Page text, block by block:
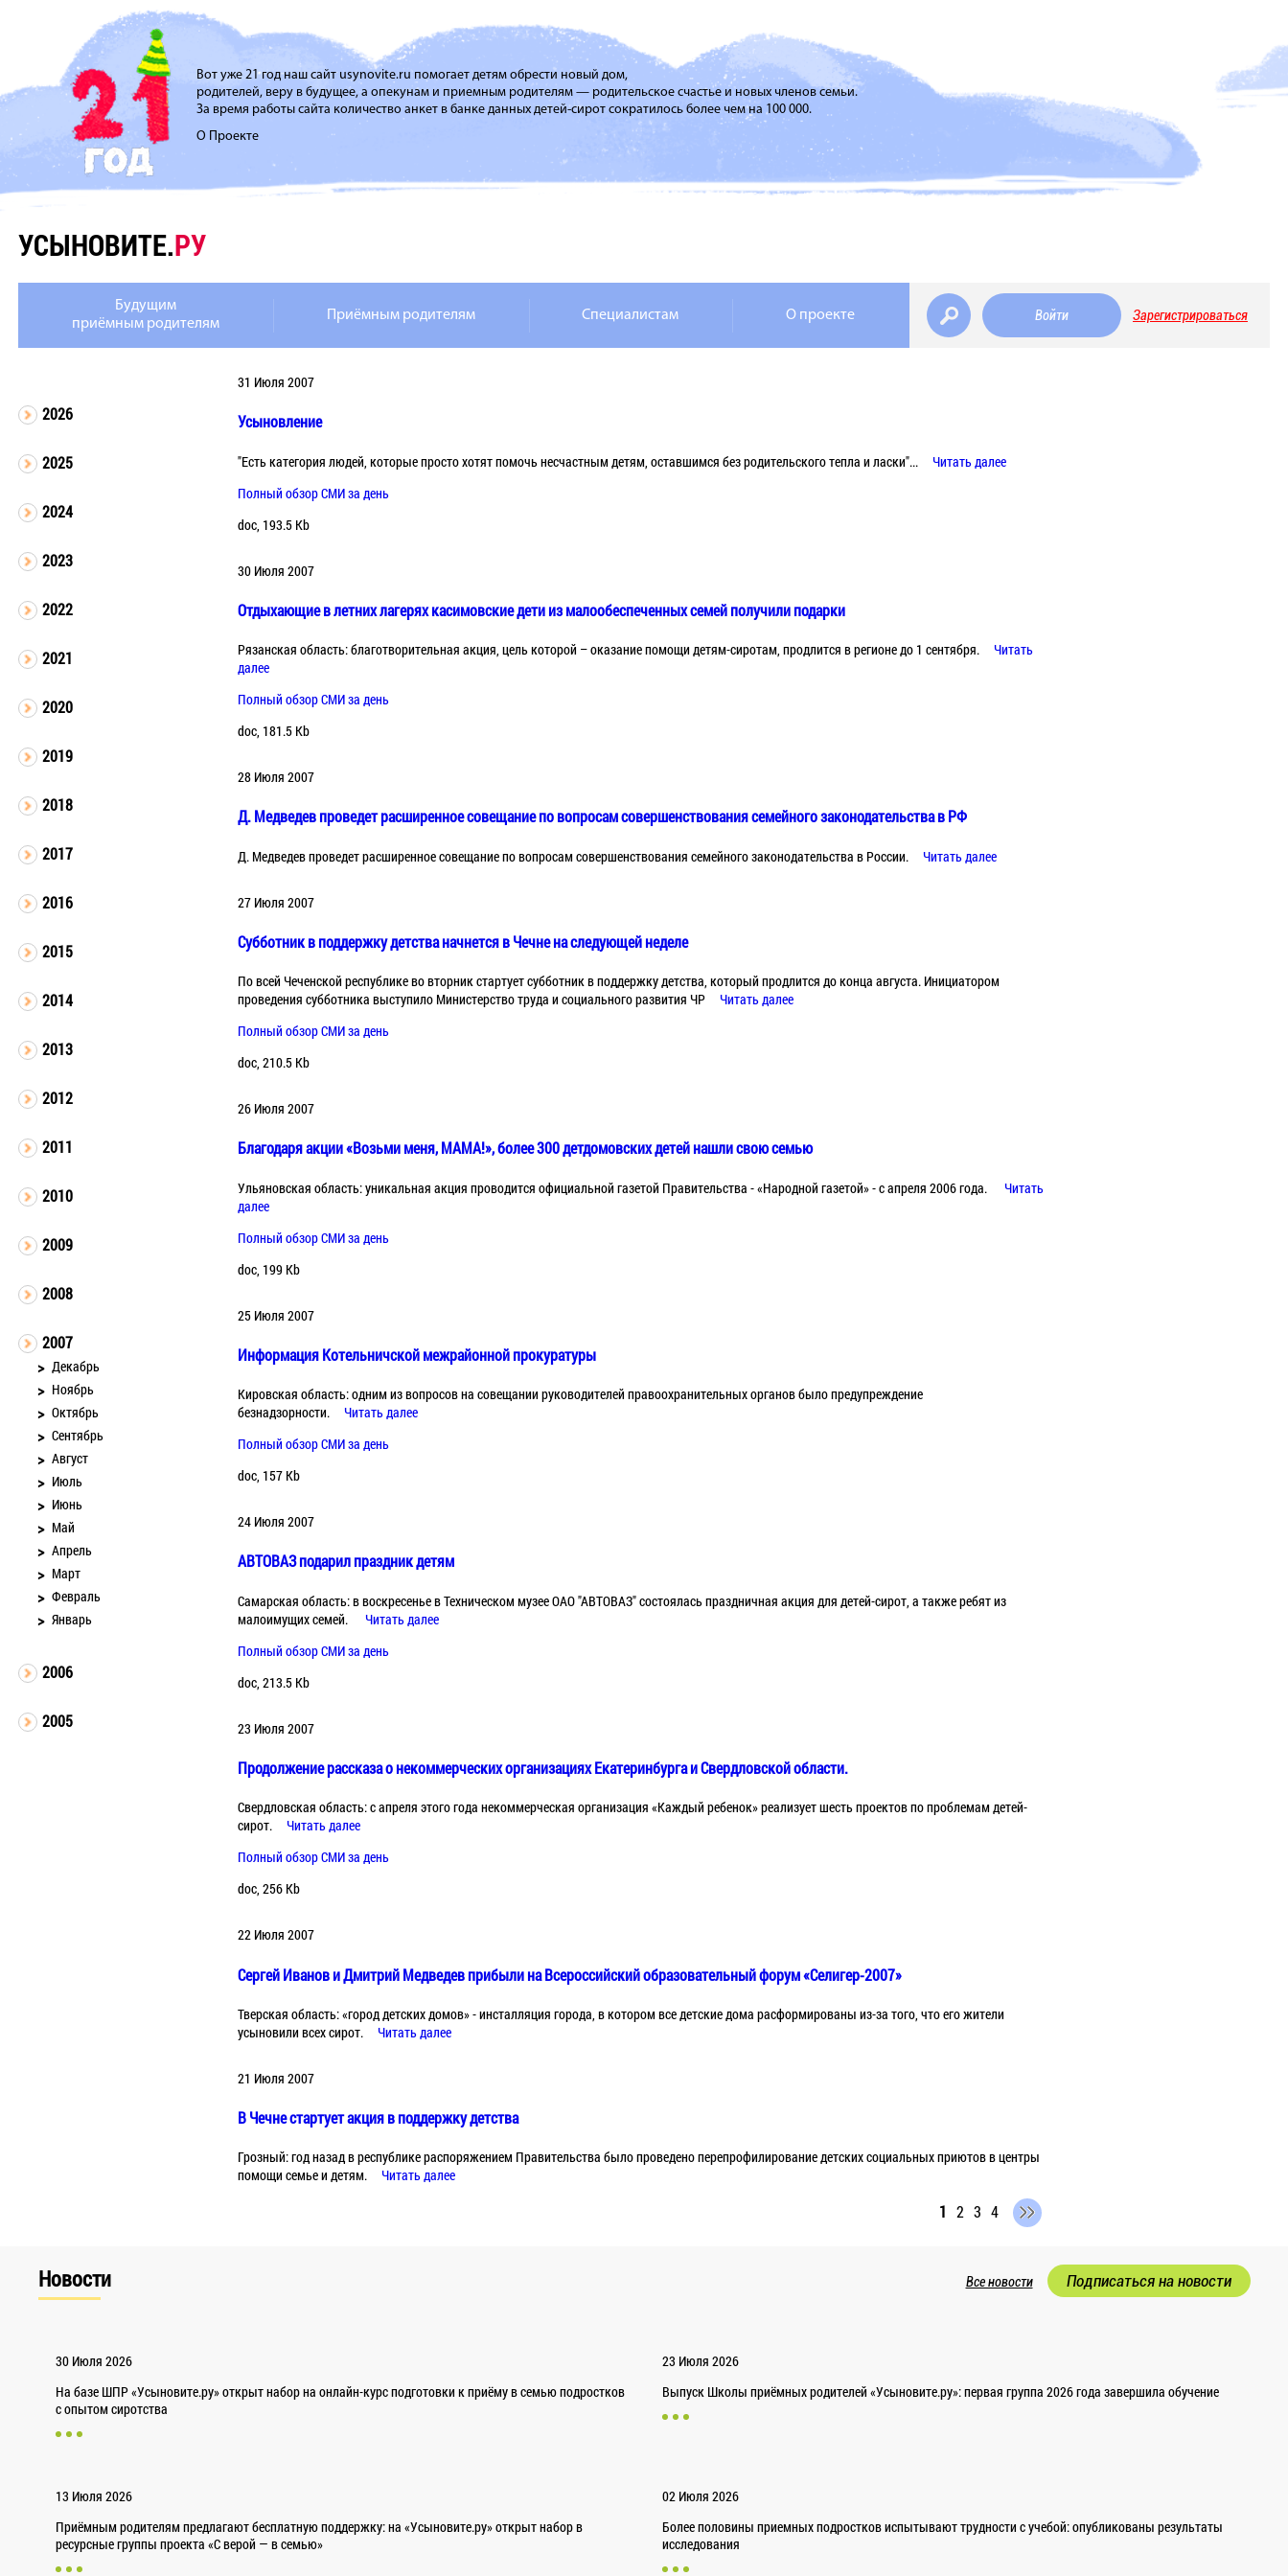
Вот уже 21 год наш сайт usynovite.ru помогает детям обрести новый дом,
родителей, веру в будущее, а опекунам и приемным родителям — родительское счастье и новых членов семьи.
За время работы сайта количество анкет в банке данных детей-сирот сократилось более чем на 100 000.
О Проекте
УСЫНОВИТЕ.РУ
Будущим
приёмным родителям
Приёмным родителям Специалистам О проекте Войти Зарегистрироваться
2026
2025
2024
2023
2022
2021
2020
2019
2018
2017
2016
2015
2014
2013
2012
2011
2010
2009
2008
2007
Декабрь
Ноябрь
Октябрь
Сентябрь
Август
Июль
Июнь
Май
Апрель
Март
Февраль
Январь
2006
2005
31 Июля 2007
Усыновление
"Есть категория людей, которые просто хотят помочь несчастным детям, оставшимся без родительского тепла и ласки"...
Читать далее
Полный обзор СМИ за день
doc, 193.5 Kb
30 Июля 2007
Отдыхающие в летних лагерях касимовские дети из малообеспеченных семей получили подарки
Рязанская область: благотворительная акция, цель которой – оказание помощи детям-сиротам, продлится в регионе до 1 сентября.
Читать
далее
Полный обзор СМИ за день
doc, 181.5 Kb
28 Июля 2007
Д. Медведев проведет расширенное совещание по вопросам совершенствования семейного законодательства в РФ
Д. Медведев проведет расширенное совещание по вопросам совершенствования семейного законодательства в России. Читать далее
27 Июля 2007
Субботник в поддержку детства начнется в Чечне на следующей неделе
По всей Чеченской республике во вторник стартует субботник в поддержку детства, который продлится до конца августа. Инициатором
проведения субботника выступило Министерство труда и социального развития ЧР
Читать далее
Полный обзор СМИ за день
doc, 210.5 Kb
26 Июля 2007
Благодаря акции «Возьми меня, МАМА!», более 300 детдомовских детей нашли свою семью
Ульяновская область: уникальная акция проводится официальной газетой Правительства - «Народной газетой» - с апреля 2006 года.
Читать
далее
Полный обзор СМИ за день
doc, 199 Kb
25 Июля 2007
Информация Котельничской межрайонной прокуратуры
Кировская область: одним из вопросов на совещании руководителей правоохранительных органов было предупреждение
безнадзорности.
Читать далее
Полный обзор СМИ за день
doc, 157 Kb
24 Июля 2007
АВТОВАЗ подарил праздник детям
Самарская область: в воскресенье в Техническом музее ОАО "АВТОВАЗ" состоялась праздничная акция для детей-сирот, а также ребят из
малоимущих семей.
Читать далее
Полный обзор СМИ за день
doc, 213.5 Kb
23 Июля 2007
Продолжение рассказа о некоммерческих организациях Екатеринбурга и Свердловской области.
Свердловская область: с апреля этого года некоммерческая организация «Каждый ребенок» реализует шесть проектов по проблемам детей-
сирот.
Читать далее
Полный обзор СМИ за день
doc, 256 Kb
22 Июля 2007
Сергей Иванов и Дмитрий Медведев прибыли на Всероссийский образовательный форум «Селигер-2007»
Тверская область: «город детских домов» - инсталляция городa, в котором все детские дома расформированы из-за того, что его жители
усыновили всех сирот.
Читать далее
21 Июля 2007
В Чечне стартует акция в поддержку детства
Грозный: год назад в республике распоряжением Правительства было проведено перепрофилирование детских социальных приютов в центры
помощи семье и детям.
Читать далее
1 2 3 4
Новости Все новости Подписаться на новости
30 Июля 2026
На базе ШПР «Усыновите.ру» открыт набор на онлайн-курс подготовки к приёму в семью подростков
с опытом сиротства
23 Июля 2026
Выпуск Школы приёмных родителей «Усыновите.ру»: первая группа 2026 года завершила обучение
13 Июля 2026
Приёмным родителям предлагают бесплатную поддержку: на «Усыновите.ру» открыт набор в
ресурсные группы проекта «С верой — в семью»
02 Июля 2026
Более половины приемных подростков испытывают трудности с учебой: опубликованы результаты
исследования